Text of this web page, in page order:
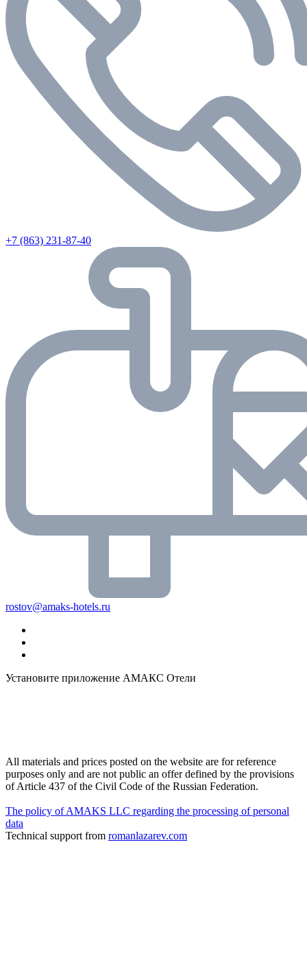
+7 (863) 231-87-40
rostov@amaks-hotels.ru
Установите приложение АМАКС Отели
All materials and prices posted on the website are for reference
purposes only and are not public an offer defined by the provisions
of Article 437 of the Civil Code of the Russian Federation.
The policy of AMAKS LLC regarding the processing of personal
data
Technical support from romanlazarev.com